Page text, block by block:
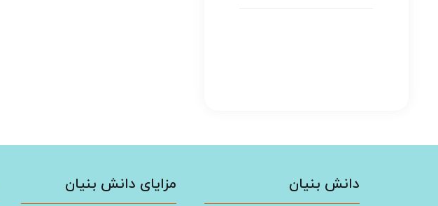
دانش بنیان مزایای دانش بنیان